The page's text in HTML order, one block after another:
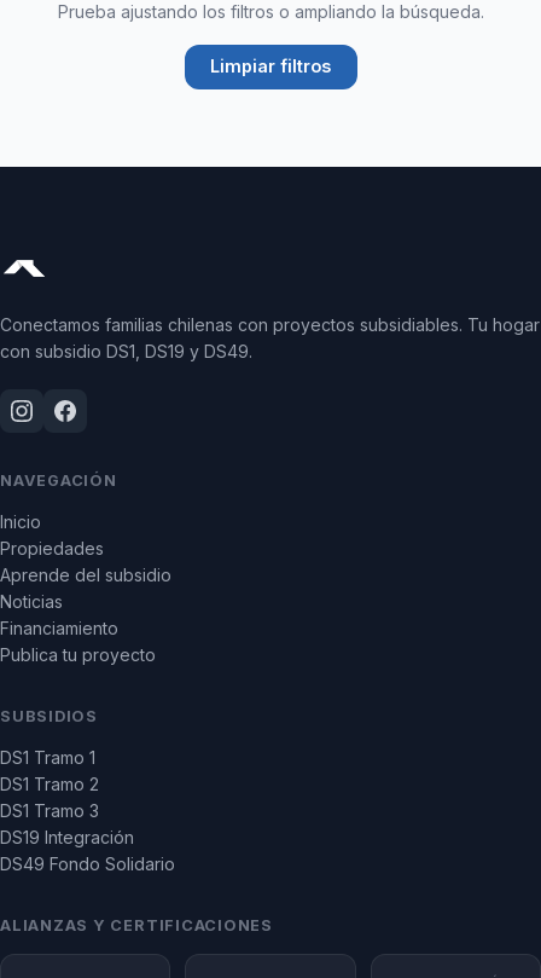
Prueba ajustando los filtros o ampliando la búsqueda.
Limpiar filtros
Conectamos familias chilenas con proyectos subsidiables. Tu hogar
con subsidio DS1, DS19 y DS49.
NAVEGACIÓN
Inicio
Propiedades
Aprende del subsidio
Noticias
Financiamiento
Publica tu proyecto
SUBSIDIOS
DS1 Tramo 1
DS1 Tramo 2
DS1 Tramo 3
DS19 Integración
DS49 Fondo Solidario
ALIANZAS Y CERTIFICACIONES